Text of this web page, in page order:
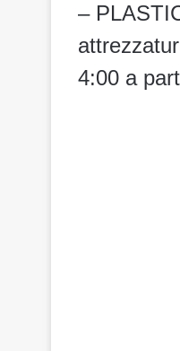
–
4:00 a